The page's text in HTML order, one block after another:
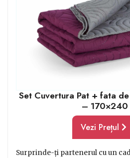
servirea ceaiului cât și a cafelei.
Set Cuvertura Pat + fata
– 170×240
Vezi Prețul
Surprinde-ți partenerul cu un